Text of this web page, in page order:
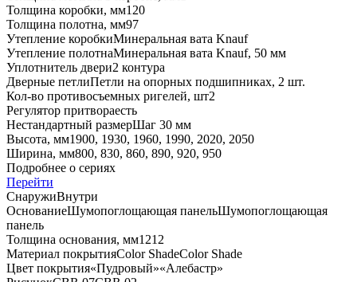
Толщина коробки, мм120
Толщина полотна, мм97
Утепление коробкиМинеральная вата Knauf
Утепление полотнаМинеральная вата Knauf, 50 мм
Уплотнитель двери2 контура
Дверные петлиПетли на опорных подшипниках, 2 шт.
Кол-во противосъемных ригелей, шт2
Регулятор притвораесть
Нестандартный размерШаг 30 мм
Высота, мм1900, 1930, 1960, 1990, 2020, 2050
Ширина, мм800, 830, 860, 890, 920, 950
Подробнее о сериях
Перейти
СнаружиВнутри
ОснованиеШумопоглощающая панельШумопоглощающая
панель
Толщина основания, мм1212
Материал покрытияColor ShadeColor Shade
Цвет покрытия«Пудровый»«Алебастр»